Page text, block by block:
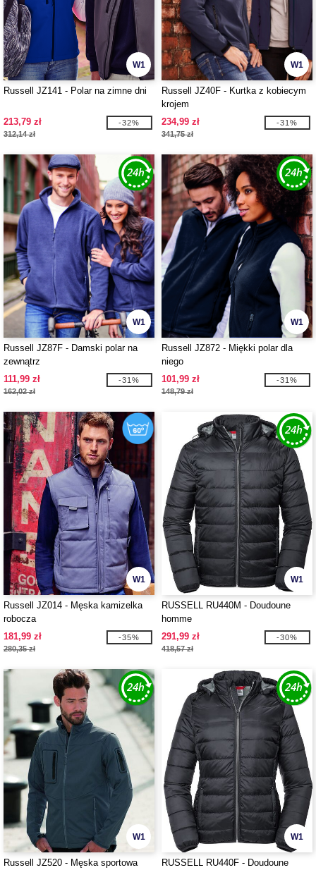
W1
Russell JZ141 - Polar na zimne dni
213,79 zł
312,14 zł
-32%
W1
Russell JZ40F - Kurtka z kobiecym
krojem
234,99 zł
341,75 zł
-31%
W1
Russell JZ87F - Damski polar na
zewnątrz
111,99 zł
162,02 zł
-31%
W1
Russell JZ872 - Miękki polar dla
niego
101,99 zł
148,79 zł
-31%
W1
Russell JZ014 - Męska kamizelka
robocza
181,99 zł
280,35 zł
-35%
W1
RUSSELL RU440M - Doudoune
homme
291,99 zł
418,57 zł
-30%
W1
Russell JZ520 - Męska sportowa
W1
RUSSELL RU440F - Doudoune